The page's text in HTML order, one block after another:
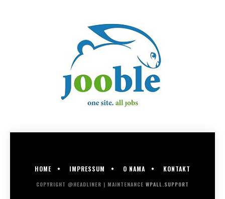
HOME IMPRESSUM O NAMA KONTAKT
COPYRIGHT @HEADLINER | MAINTENANCE WPALL.SUPPORT